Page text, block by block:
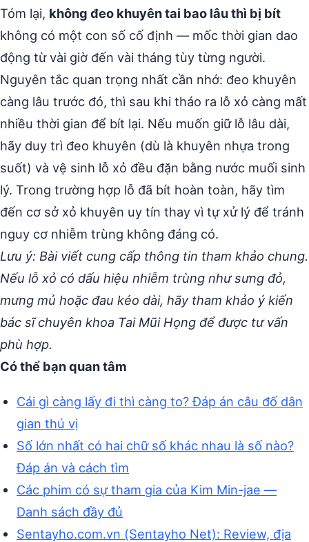
Tóm lại, không đeo khuyên tai bao lâu thì bị bít
không có một con số cố định — mốc thời gian dao
động từ vài giờ đến vài tháng tùy từng người.
Nguyên tắc quan trọng nhất cần nhớ: đeo khuyên
càng lâu trước đó, thì sau khi tháo ra lỗ xỏ càng mất
nhiều thời gian để bít lại. Nếu muốn giữ lỗ lâu dài,
hãy duy trì đeo khuyên (dù là khuyên nhựa trong
suốt) và vệ sinh lỗ xỏ đều đặn bằng nước muối sinh
lý. Trong trường hợp lỗ đã bít hoàn toàn, hãy tìm
đến cơ sở xỏ khuyên uy tín thay vì tự xử lý để tránh
nguy cơ nhiễm trùng không đáng có.
Lưu ý: Bài viết cung cấp thông tin tham khảo chung.
Nếu lỗ xỏ có dấu hiệu nhiễm trùng như sưng đỏ,
mưng mủ hoặc đau kéo dài, hãy tham khảo ý kiến
bác sĩ chuyên khoa Tai Mũi Họng để được tư vấn
phù hợp.
Có thể bạn quan tâm
Cái gì càng lấy đi thì càng to? Đáp án câu đố dân
gian thú vị
Số lớn nhất có hai chữ số khác nhau là số nào?
Đáp án và cách tìm
Các phim có sự tham gia của Kim Min-jae —
Danh sách đầy đủ
Sentayho.com.vn (Sentayho Net): Review, địa